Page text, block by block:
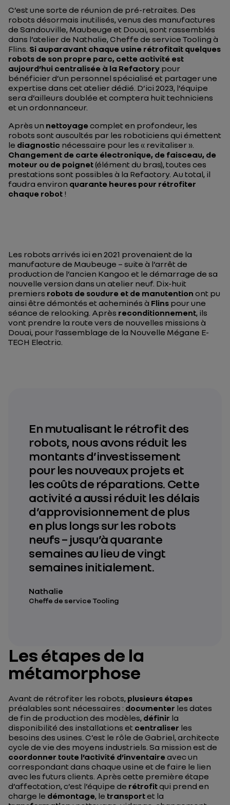
C’est une sorte de réunion de pré-retraites. Des
robots désormais inutilisés, venus des manufactures
de Sandouville, Maubeuge et Douai, sont rassemblés
dans l’atelier de Nathalie, Cheffe de service Tooling à
Flins. Si auparavant chaque usine rétrofitait quelques
robots de son propre parc, cette activité est
aujourd’hui centralisée à la Refactory pour
bénéficier d’un personnel spécialisé et partager une
expertise dans cet atelier dédié. D’ici 2023, l’équipe
sera d’ailleurs doublée et comptera huit techniciens
et un ordonnanceur.
Après un nettoyage complet en profondeur, les
robots sont auscultés par les roboticiens qui émettent
le diagnostic nécessaire pour les « revitaliser ».
Changement de carte électronique, de faisceau, de
moteur ou de poignet(élément du bras), toutes ces
prestations sont possibles à la Refactory. Au total, il
faudra environ quarante heures pour rétrofiter
chaque robot !
Les robots arrivés ici en 2021 provenaient de la
manufacture de Maubeuge – suite à l’arrêt de
production de l’ancien Kangoo et le démarrage de sa
nouvelle version dans un atelier neuf. Dix-huit
premiers robots de soudure et de manutention ont pu
ainsi être démontés et acheminés à Flins pour une
séance de relooking. Après reconditionnement, ils
vont prendre la route vers de nouvelles missions à
Douai, pour l’assemblage de la Nouvelle Mégane E-
TECH Electric.
En mutualisant le rétrofit des
robots, nous avons réduit les
montants d’investissement
pour les nouveaux projets et
les coûts de réparations. Cette
activité a aussi réduit les délais
d’approvisionnement de plus
en plus longs sur les robots
neufs – jusqu’à quarante
semaines au lieu de vingt
semaines initialement.
Nathalie
Cheffe de service Tooling
Les étapes de la
métamorphose
Avant de rétrofiter les robots, plusieurs étapes
préalables sont nécessaires : documenter les dates
de fin de production des modèles, définir la
disponibilité des installations et centraliser les
besoins des usines. C’est le rôle de Gabriel, architecte
cycle de vie des moyens industriels. Sa mission est de
coordonner toute l’activité d’inventaire avec un
correspondant dans chaque usine et de faire le lien
avec les futurs clients. Après cette première étape
d’affectation, c’est l’équipe de rétrofitqui prend en
charge le démontage, le transportet la